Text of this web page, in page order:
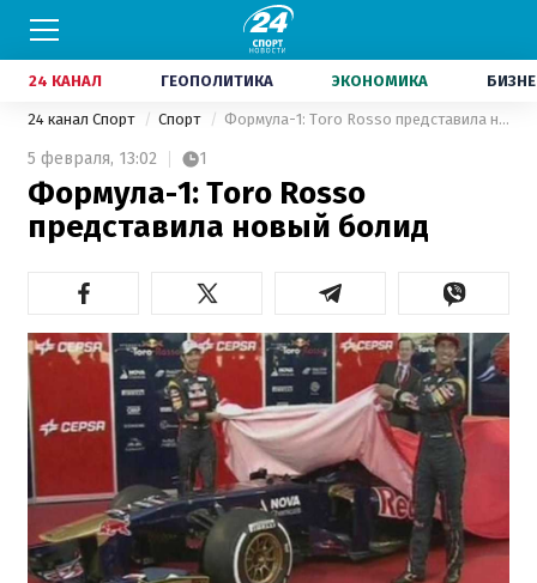
24 КАНАЛ ГЕОПОЛИТИКА ЭКОНОМИКА
24 канал Спорт Спорт Формула-1: Toro Rosso представила новый болид
5 февраля, 13:02 1
Формула-1: Toro Rosso
представила новый болид